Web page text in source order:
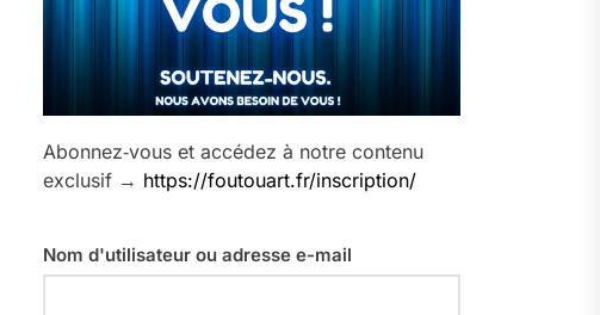
Abonnez‑vous et accédez à notre contenu
exclusif → https://foutouart.fr/inscription/
Nom d'utilisateur ou adresse e-mail